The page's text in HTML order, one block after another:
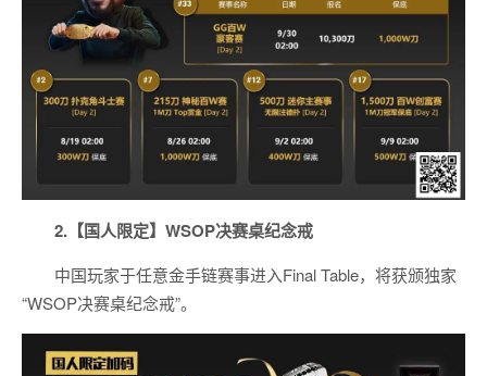
2.【国人限定】WSOP决赛桌纪念戒
中国玩家于任意金手链赛事进入Final Table，将获颁独家
“WSOP决赛桌纪念戒”。